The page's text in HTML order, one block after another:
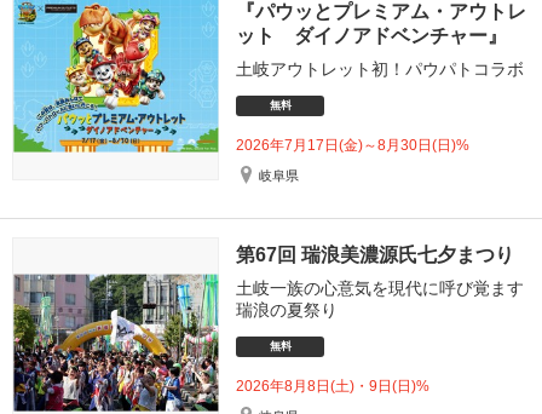
『パウッとプレミアム・アウトレ
ット ダイノアドベンチャー』
土岐アウトレット初！パウパトコラボ
無料
2026年7月17日(金)～8月30日(日)%
岐阜県
第67回 瑞浪美濃源氏七夕まつり
土岐一族の心意気を現代に呼び覚ます
瑞浪の夏祭り
無料
2026年8月8日(土)・9日(日)%